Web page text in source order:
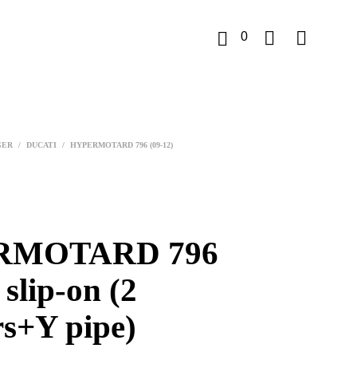
0
/ DUCATI / HYPERMOTARD 796 (09-12)
796
on (2
pipe)